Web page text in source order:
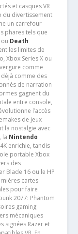
et casques VR
du divertissement
un carrefour
phares tels que
Death
les limites de
Xbox Series X ou
comme
déjà comme des
de narration
gagnent du
entre console,
l’accès
de jeux
la nostalgie avec
la Nintendo
enrichie, tandis
portable Xbox
des
Blade 16 ou le HP
cartes
pour faire
2077: Phantom
gaming
mécaniques
signées Razer et